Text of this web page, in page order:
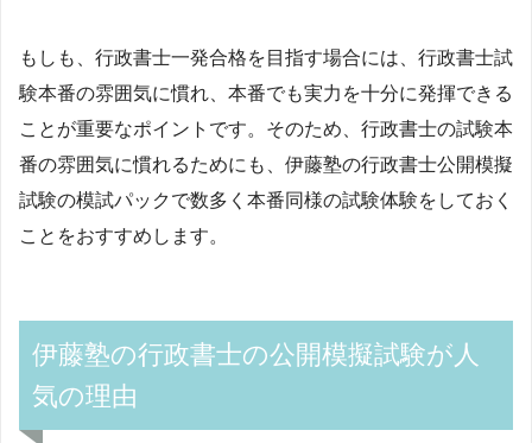
もしも、行政書士一発合格を目指す場合には、行政書士試
験本番の雰囲気に慣れ、本番でも実力を十分に発揮できる
ことが重要なポイントです。そのため、行政書士の試験本
番の雰囲気に慣れるためにも、伊藤塾の行政書士公開模擬
試験の模試パックで数多く本番同様の試験体験をしておく
ことをおすすめします。
伊藤塾の行政書士の公開模擬試験が人
気の理由